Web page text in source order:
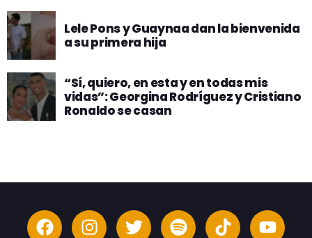
Lele Pons y Guaynaa dan la bienvenida
a su primera hija
“Sí, quiero, en esta y en todas mis
vidas”: Georgina Rodríguez y Cristiano
Ronaldo se casan